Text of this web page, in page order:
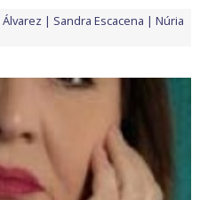
Sandra Escacena
Núria